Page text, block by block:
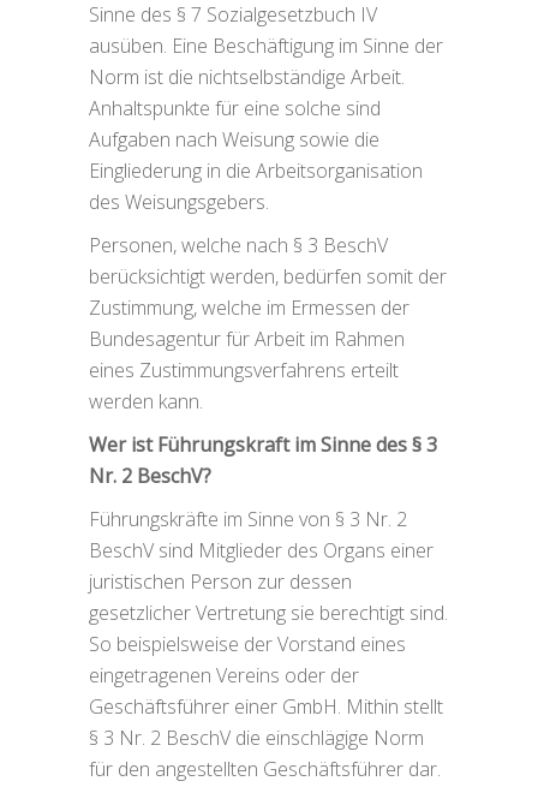
Sinne des § 7 Sozialgesetzbuch IV
ausüben. Eine Beschäftigung im Sinne der
Norm ist die nichtselbständige Arbeit.
Anhaltspunkte für eine solche sind
Aufgaben nach Weisung sowie die
Eingliederung in die Arbeitsorganisation
des Weisungsgebers.
Personen, welche nach § 3 BeschV
berücksichtigt werden, bedürfen somit der
Zustimmung, welche im Ermessen der
Bundesagentur für Arbeit im Rahmen
eines Zustimmungsverfahrens erteilt
werden kann.
Wer ist Führungskraft im Sinne des § 3
Nr. 2 BeschV?
Führungskräfte im Sinne von § 3 Nr. 2
BeschV sind Mitglieder des Organs einer
juristischen Person zur dessen
gesetzlicher Vertretung sie berechtigt sind.
So beispielsweise der Vorstand eines
eingetragenen Vereins oder der
Geschäftsführer einer GmbH. Mithin stellt
§ 3 Nr. 2 BeschV die einschlägige Norm
für den angestellten Geschäftsführer dar.